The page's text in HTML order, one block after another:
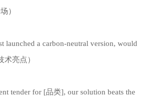
）
launched a carbon-neutral version, would
术亮点）
tender for [品类], our solution beats the